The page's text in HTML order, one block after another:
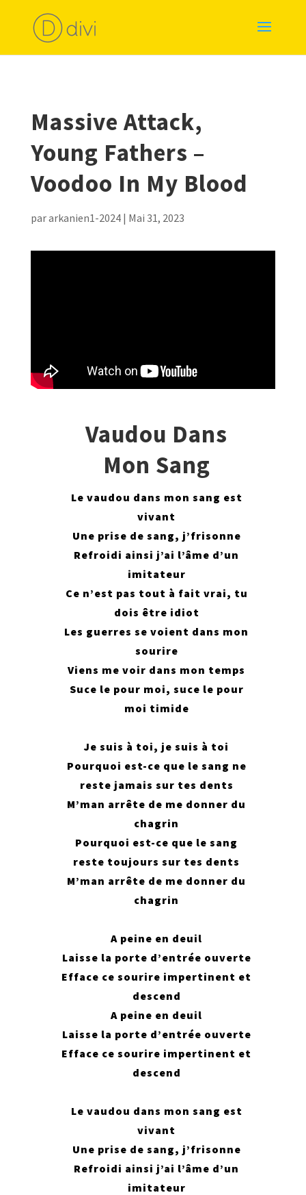
Massive Attack,
Young Fathers –
Voodoo In My Blood
pararkanien1-2024| Mai 31, 2023
Vaudou Dans
Mon Sang
Le vaudou dans mon sang est
vivant
Une prise de sang, j’frisonne
Refroidi ainsi j’ai l’âme d’un
imitateur
Ce n’est pas tout à fait vrai, tu
dois être idiot
Les guerres se voient dans mon
sourire
Viens me voir dans mon temps
Suce le pour moi, suce le pour
moi timide
Je suis à toi, je suis à toi
Pourquoi est-ce que le sang ne
reste jamais sur tes dents
M’man arrête de me donner du
chagrin
Pourquoi est-ce que le sang
reste toujours sur tes dents
M’man arrête de me donner du
chagrin
A peine en deuil
Laisse la porte d’entrée ouverte
Efface ce sourire impertinent et
descend
A peine en deuil
Laisse la porte d’entrée ouverte
Efface ce sourire impertinent et
descend
Le vaudou dans mon sang est
vivant
Une prise de sang, j’frisonne
Refroidi ainsi j’ai l’âme d’un
imitateur